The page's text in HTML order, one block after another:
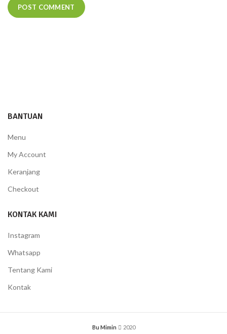
BANTUAN
Menu
My Account
Keranjang
Checkout
KONTAK KAMI
Instagram
Whatsapp
Tentang Kami
Kontak
Bu Mimin 2020